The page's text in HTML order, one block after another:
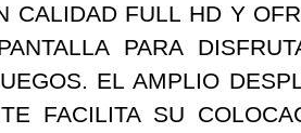
CALIDAD FULL HD Y
PARA
EL AMPLIO
FACILITA SU